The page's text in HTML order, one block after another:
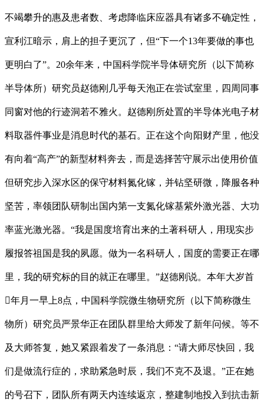
不竭攀升的惠及患者数、考虑降临床应器具有诸多不确定性，
宣利江暗示，肩上的担子更沉了，但“下一个13年要做的事也
更明白了”。20余年来，中国科学院半导体研究所（以下简称
半导体所）研究员赵德刚几乎每天泡正在尝试室里，四周同事
同窗对他的行迹洞若不雅火。赵德刚所处置的半导体光电子材
料取器件事业是消息时代的基石。正在这个向阳财产里，他没
有向着“高产”的新型材料奔去，而是选择苦守展示出使用价值
但研究步入深水区的保守材料氮化镓，并钻坚研微，降服各种
坚苦，率领团队研制出国内第一支氮化镓基紫外激光器、大功
率蓝光激光器。“我是国度培育出来的土著科研人，用现实步
履报答祖国是我的夙愿。做为一名科研人，国度的需要正在哪
里，我的研究标的目的就正在哪里。”赵德刚说。本年大岁首
年月一早上8点，中国科学院微生物研究所（以下简称微生
物所）研究员严景华正在团队群里给大师发了新年问候。等不
及大师答复，她又紧跟着发了一条消息：“请大师尽快回，我
们是做流行症的，求助紧急时辰，我们不克不及退。”正在她
的号召下，团队所有两天内连续返京，整建制地投入到抗击新